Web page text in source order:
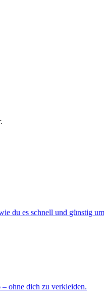
du es schnell und günstig
ohne dich zu verkleiden.